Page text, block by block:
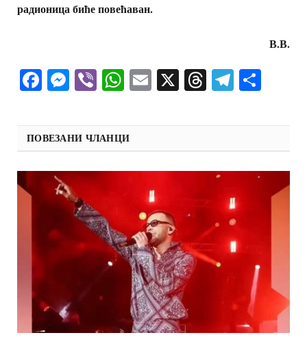
радионица биће повећаван.
В.В.
Facebook
Messenger
ViberWhatsApp
Email
X Threads
ПОВЕЗАНИ ЧЛАНЦИ